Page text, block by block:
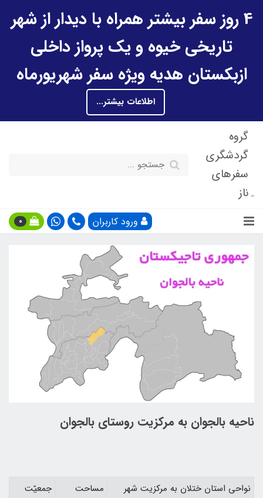
4 روز سفر بیشتر همراه با دیدار از شهر
تاریخی خیوه و یک پرواز داخلی
ازبکستان هدیه ویژه سفر شهریورماه
اطلاعات بیشتر...
گروه
گردشگری
سفرهای
ناز
ورود کاربران 0
ناحيه بالجوان به مركزيت روستای بالجوان
نواحي استان ختلان به مركزيت شهر
مساحت
جمعيّت